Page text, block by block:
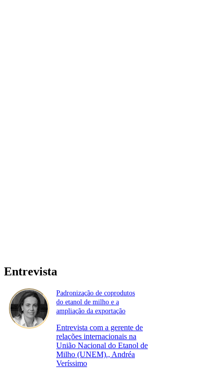
Entrevista
Padronização de coprodutos
do etanol de milho e a
ampliação da exportação
Entrevista com a gerente de
relações internacionais na
União Nacional do Etanol de
Milho (UNEM)., Andréa
Veríssimo